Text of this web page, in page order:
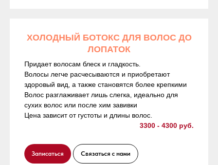
ХОЛОДНЫЙ БОТОКС ДЛЯ ВОЛОС ДО
ЛОПАТОК
Придает волосам блеск и гладкость.
Волосы легче расчесываются и приобретают
здоровый вид, а также становятся более крепкими
Волос разглаживает лишь слегка, идеально для
сухих волос или после хим завивки
Цена зависит от густоты и длины волос.
3300 - 4300 руб.
Записаться Связаться с нами